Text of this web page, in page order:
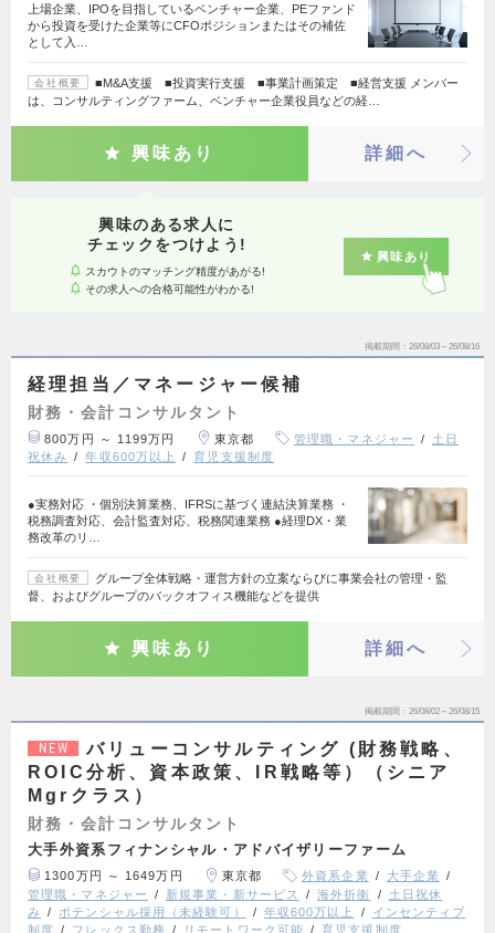
上場企業、IPOを目指しているベンチャー企業、PEファンド
から投資を受けた企業等にCFOポジションまたはその補佐
として入…
会社概要
■M&A支援 ■投資実行支援 ■事業計画策定 ■経営支援 メンバー
は、コンサルティングファーム、ベンチャー企業役員などの経…
興味あり 詳細へ
興味のある求人に
チェックをつけよう!
スカウトのマッチング精度があがる!
その求人への合格可能性がわかる!
興味あり
掲載期間 26/08/03～26/08/16
経理担当／マネージャー候補
財務・会計コンサルタント
800万円 ～ 1199万円 東京都 管理職・マネジャー
土日
祝休み
年収600万以上 育児支援制度
●実務対応 ・個別決算業務、IFRSに基づく連結決算業務 ・
税務調査対応、会計監査対応、税務関連業務 ●経理DX・業
務改革のリ…
会社概要
グループ全体戦略・運営方針の立案ならびに事業会社の管理・監
督、およびグループのバックオフィス機能などを提供
興味あり 詳細へ
掲載期間 26/08/02～26/08/15
NEW
バリューコンサルティング (財務戦略、
ROIC分析、資本政策、IR戦略等）（シニア
Mgrクラス）
財務・会計コンサルタント
大手外資系フィナンシャル・アドバイザリーファーム
1300万円 ～ 1649万円 東京都 外資系企業
大手企業
管理職・マネジャー
新規事業・新サービス 海外折衝
土日祝休
み
ポテンシャル採用（未経験可） 年収600万以上
インセンティブ
制度
フレックス勤務 リモートワーク可能 育児支援制度